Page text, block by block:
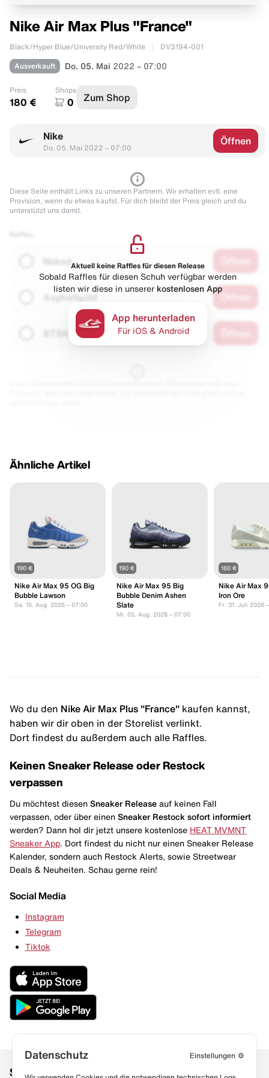
Nike Air Max Plus "France"
Black/Hyper Blue/University Red/White DV3194-001
Ausverkauft Do. 05. Mai 2022 – 07:00
Preis
180 €
Shops
0 Zum Shop
Nike
Do. 05. Mai 2022 – 07:00
Öffnen
Diese Seite enthält Links zu unseren Partnern. Wir erhalten evtl. eine
Provision, wenn du etwas kaufst. Für dich bleibt der Preis gleich und du
unterstützt uns damit.
Naked
Asphaltgold
Aktuell keine Raffles für diesen Release
Sobald Raffles für diesen Schuh verfügbar werden
listen wir diese in unserer kostenlosen App
App herunterladen
Für iOS & Android
Ähnliche Artikel
190 €
Nike Air Max 95 OG Big
Bubble Lawson
Sa. 15. Aug. 2026 – 07:00
190 €
Nike Air Max 95 Big
Bubble Denim Ashen
Slate
Mi. 05. Aug. 2026 – 07:00
160 €
Nike Air Max
Iron Ore
Fr. 31. Juli 2026
Wo du den Nike Air Max Plus "France" kaufen kannst,
haben wir dir oben in der Storelist verlinkt.
Dort findest du außerdem auch alle Raffles.
Keinen Sneaker Release oder Restock
verpassen
Du möchtest diesen Sneaker Release auf keinen Fall
verpassen, oder über einen Sneaker Restock sofort informiert
werden? Dann hol dir jetzt unsere kostenlose HEAT MVMNT
Sneaker App . Dort findest du nicht nur einen Sneaker Release
Kalender, sondern auch Restock Alerts, sowie Streetwear
Deals & Neuheiten. Schau gerne rein!
Social Media
Instagram
Telegram
Tiktok
Social Media Links
Datenschutz Einstellungen ⚙️